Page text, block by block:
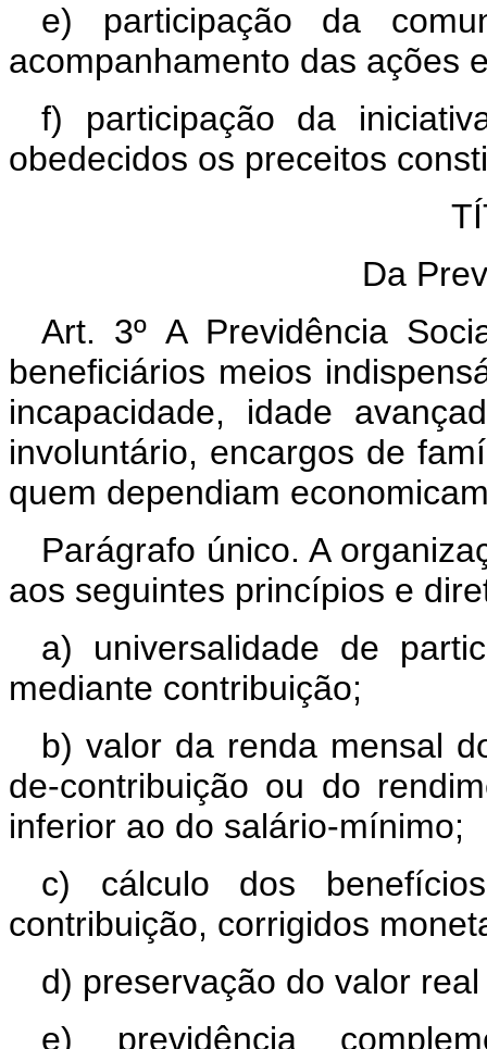
e) participação da
acompanhamento das ações
f) participação da
obedecidos os preceitos
Da
Art. 3º A Previdência
beneficiários meios
incapacidade, idade
involuntário, encargos de
quem dependiam
Parágrafo único. A
aos seguintes princípios e
a) universalidade de
mediante contribuição;
b) valor da renda mensal
de-contribuição ou do
inferior ao do salário-mínimo;
c) cálculo dos
contribuição, corrigidos
d) preservação do valor
e) previdência